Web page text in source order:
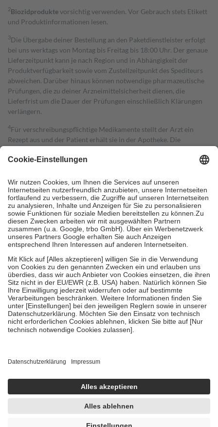
2Biozidproduktevorsichtig verwenden. Vor Gebrauch stets Etikett
und Produktinformationen lesen.
3Die Übergabe deiner Bestellung an den Paketdienstleister erfolgt
bei uns werktags von Montag bis Freitag bis 18:00 Uhr. Der genaue
Lieferzeitpunkt kann je nach Region und in Abhängigkeit der
Produktverfügbarkeit sowie vom Zustellzeitpunkt des Spediteurs
abweichen. Darüber hinaus können notwendige pharmazeutische
Prüfungen, die zu deiner Arzneimittelsicherheit dienen, die
Lieferfrist um die Dauer der Prüfungen einschließlich Klärungen
verlängern.
4Für verschreibungspflichtige Medikamente stellt der Arzt ein
Rezept aus und der Patient erhält sie in der Apotheke. Die
Kosten dafür, der Versicherte trägt einen Teil davon als Zuzahlung
Grundsätzlich leisten Mitglieder Zuzahlungen in Höhe von zehn
Prozent des Abgabepreises,mindestensjedochfünf Euround
höchstens zehn Euro.Es sind jedoch nie mehr als die tatsächlichen
Kosten der Leistung zu entrichten.
Diese Regeln gelten grundsätzlich auch für Online-Apotheken.
Bei Heilmitteln und häuslicher Krankenpflege beträgt die
Zuzahlung zehn Prozent der Kosten sowie zehn Euro je
Um das Engagement der Versicherten für ihre eigene Gesundheit zu
stärken und die besondere Stellung der Familie zu unterstützen,
fallenkeine Zuzahlungen an bei:
• Kindern und Jugendlichen bis zum vollendeten 18. Lebensjahr
mit Ausnahme der Fahrkosten
• Untersuchungen zur Vorsorge und Früherkennung, die von der
GKV getragen werden
• empfohlenen Schutzimpfungen
Wir nutzen Trusted Shops als unabhängigen Dienstleister für die
getroffen, um sicherzustellen, dass es sich um echte Bewertungen
handelt. Mehr Informationen findest du hier:
https://help.etrusted.com/hc/de/articles/4419944605341